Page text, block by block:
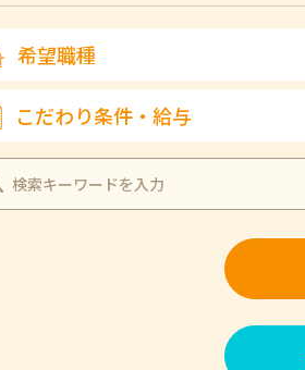
希望職種
こだわり条件・給与